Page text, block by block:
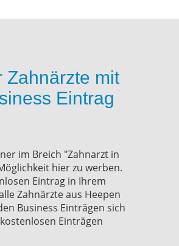
Zahnärzte mit
Eintrag
im Breich "Zahnarzt in
hier zu werben.
Eintrag in Ihrem
Zahnärzte aus Heepen
Business Einträgen sich
Einträgen